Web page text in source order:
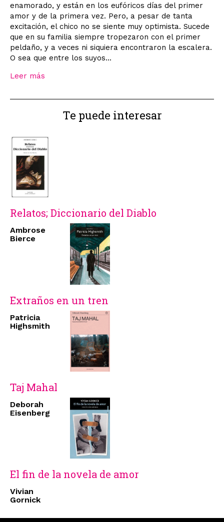
enamorado, y están en los eufóricos días del primer
amor y de la primera vez. Pero, a pesar de tanta
excitación, el chico no se siente muy optimista. Sucede
que en su familia siempre tropezaron con el primer
peldaño, y a veces ni siquiera encontraron la escalera.
O sea que entre los suyos...
Leer más
Te puede interesar
Relatos; Diccionario del Diablo
Ambrose
Bierce
Extraños en un tren
Patricia
Highsmith
Taj Mahal
Deborah
Eisenberg
El fin de la novela de amor
Vivian
Gornick